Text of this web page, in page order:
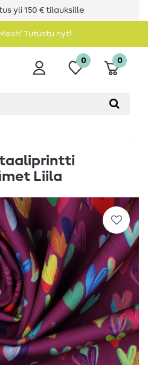
yli 150 € tilauksille
Tutustu nyt!
0 0
Liila